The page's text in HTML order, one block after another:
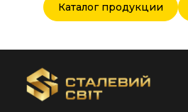
Каталог продукции